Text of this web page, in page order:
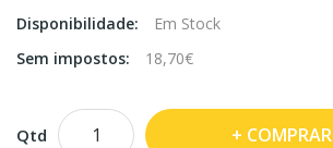
Disponibilidade:
Em Stock
Sem impostos:
18,70€
Qtd COMPRAR